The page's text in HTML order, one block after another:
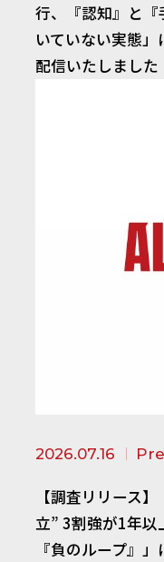
行、『認知』と
いていない実態
配信いたしました
2026.07.16
【調査リリース
立” 3割強が1年以
『負のループ』